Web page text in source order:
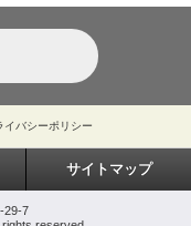
イバシーポリシー
サイトマップ
29-7